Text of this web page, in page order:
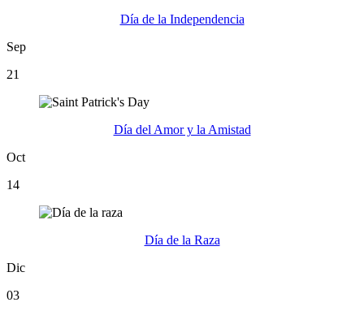
Día de la Independencia
Sep
21
Día del Amor y la Amistad
Oct
14
Día de la Raza
Dic
03